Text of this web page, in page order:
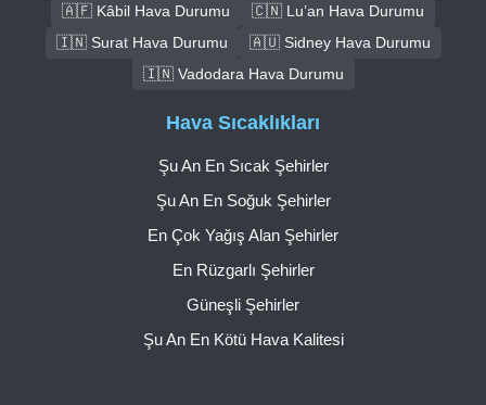
🇦🇫 Kâbil Hava Durumu
🇨🇳 Lu’an Hava Durumu
🇮🇳 Surat Hava Durumu
🇦🇺 Sidney Hava Durumu
🇮🇳 Vadodara Hava Durumu
Hava Sıcaklıkları
Şu An En Sıcak Şehirler
Şu An En Soğuk Şehirler
En Çok Yağış Alan Şehirler
En Rüzgarlı Şehirler
Güneşli Şehirler
Şu An En Kötü Hava Kalitesi